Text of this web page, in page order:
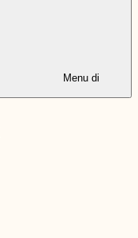
Menu di